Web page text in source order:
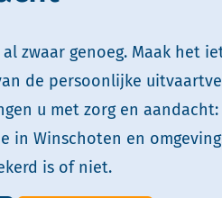
zwaar genoeg. Maak het
de persoonlijke
u met zorg en
in Winschoten en
is of niet.